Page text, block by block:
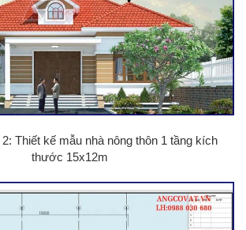
Thiết kế mẫu nhà nông thôn 1 tầng kích
thước 15x12m